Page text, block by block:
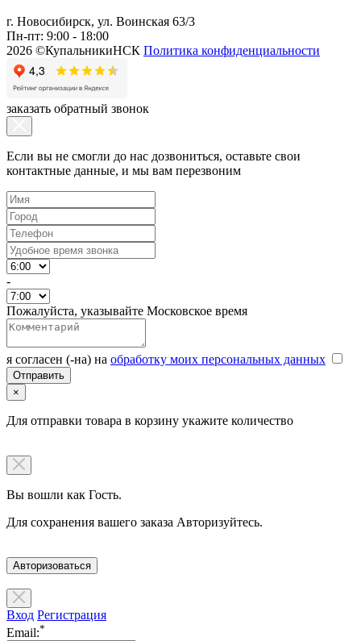
г. Новосибирск, ул. Воинская 63/3
Пн-пт: 9:00 - 18:00
2026 ©КупальникиНСК Политика конфиденциальности
заказать обратный звонок
Если вы не смогли до нас дозвониться, оставьте свои
контактные данные, и мы вам перезвоним
-
Пожалуйста, указывайте Московское время
я согласен (-на) на обработку моих персональных данных
×
Для отправки товара в корзину укажите количество
Вы вошли как Гость.
Для сохранения вашего заказа Авторизуйтесь.
Авторизоваться
Вход Регистрация
Email:*